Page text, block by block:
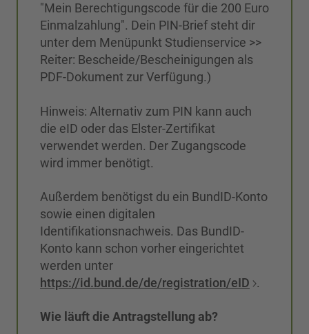
"Mein Berechtigungscode für die 200 Euro
Einmalzahlung". Dein PIN-Brief steht dir
unter dem Menüpunkt Studienservice >>
Reiter: Bescheide/Bescheinigungen als
PDF-Dokument zur Verfügung.)
Hinweis: Alternativ zum PIN kann auch
die eID oder das Elster-Zertifikat
verwendet werden. Der Zugangscode
wird immer benötigt.
Außerdem benötigst du ein BundID-Konto
sowie einen digitalen
Identifikationsnachweis. Das BundID-
Konto kann schon vorher eingerichtet
werden unter
https://id.bund.de/de/registration/eID .
Wie läuft die Antragstellung ab?